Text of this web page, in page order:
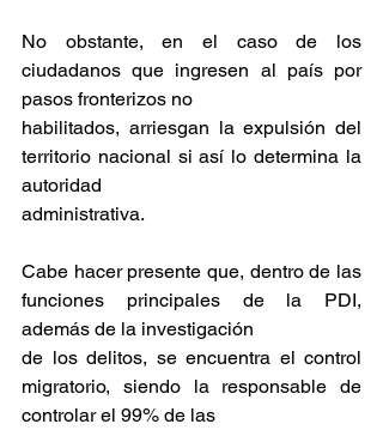
No obstante, en el caso de los
ciudadanos que ingresen al país por
pasos fronterizos no
habilitados, arriesgan la expulsión del
territorio nacional si así lo determina la
autoridad
administrativa.
Cabe hacer presente que, dentro de las
funciones principales de la PDI,
además de la investigación
de los delitos, se encuentra el control
migratorio, siendo la responsable de
controlar el 99% de las